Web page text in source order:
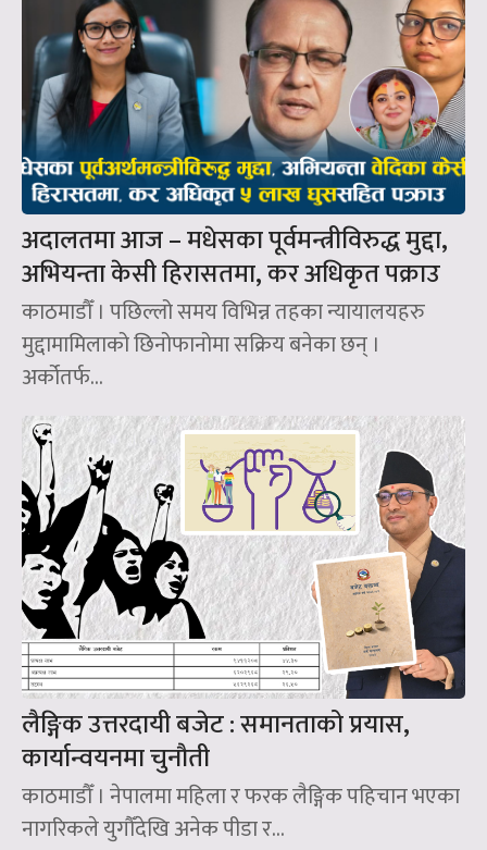
अदालतमा आज – मधेसका पूर्वमन्त्रीविरुद्ध मुद्दा,
अभियन्ता केसी हिरासतमा, कर अधिकृत पक्राउ
काठमाडौँ । पछिल्लो समय विभिन्न तहका न्यायालयहरु
मुद्दामामिलाको छिनोफानोमा सक्रिय बनेका छन् ।
अर्कोतर्फ...
लैङ्गिक उत्तरदायी बजेट : समानताको प्रयास,
कार्यान्वयनमा चुनौती
काठमाडौँ । नेपालमा महिला र फरक लैङ्गिक पहिचान भएका
नागरिकले युगौँदेखि अनेक पीडा र...